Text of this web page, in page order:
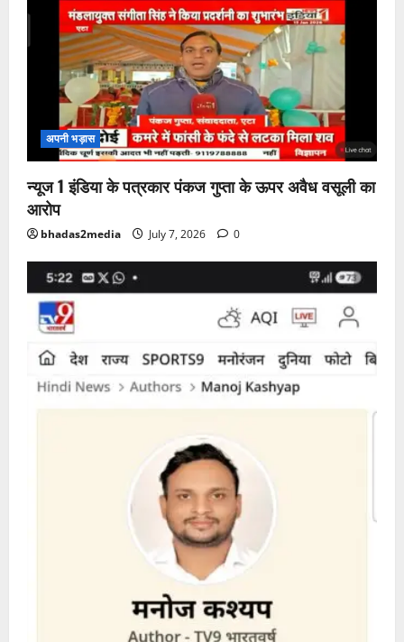
अपनी भड़ास
न्यूज 1 इंडिया के पत्रकार पंकज गुप्ता के ऊपर अवैध वसूली का
आरोप
bhadas2media July 7, 2026 0